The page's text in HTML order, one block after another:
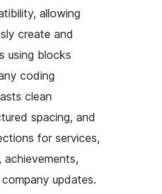
allowing
create and
using blocks
coding
clean
spacing, and
for services,
achievements,
updates.